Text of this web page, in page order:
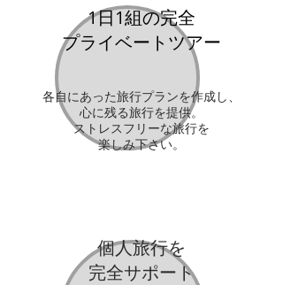
1日1組の完全
​プライベートツアー
各自にあった旅行プランを作成し、
心に残る旅行を提供。
​ストレスフリーな旅行を
楽しみ下さい。
​個人旅行を
完全サポート